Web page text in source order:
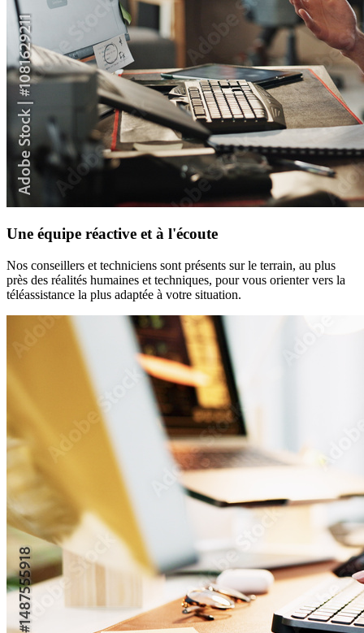
Une équipe réactive et à l'écoute
Nos conseillers et techniciens sont présents sur le terrain, au plus
près des réalités humaines et techniques, pour vous orienter vers la
téléassistance la plus adaptée à votre situation.